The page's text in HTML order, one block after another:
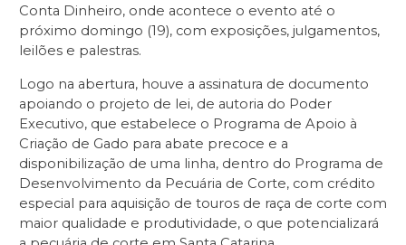
Conta Dinheiro, onde acontece o evento até o
próximo domingo (19), com exposições, julgamentos,
leilões e palestras.
Logo na abertura, houve a assinatura de documento
apoiando o projeto de lei, de autoria do Poder
Executivo, que estabelece o Programa de Apoio à
Criação de Gado para abate precoce e a
disponibilização de uma linha, dentro do Programa de
Desenvolvimento da Pecuária de Corte, com crédito
especial para aquisição de touros de raça de corte com
maior qualidade e produtividade, o que potencializará